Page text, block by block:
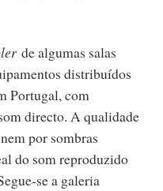
de algumas salas
distribuídos
Portugal, com
directo. A qualidade
por sombras
do som reproduzido
se a galeria